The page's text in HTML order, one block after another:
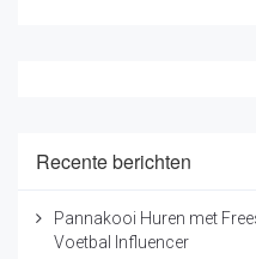
Recente berichten
Pannakooi Huren met
Voetbal Influencer